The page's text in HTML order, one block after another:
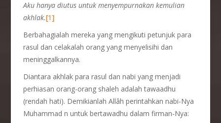
Aku hanya diutus untuk menyempurnakan kemulian
akhlak.[1]
Berbahagialah mereka yang mengikuti petunjuk para
rasul dan celakalah orang yang menyelisihi dan
meninggalkannya.
Diantara akhlak para rasul dan nabi yang menjadi
perhiasan orang-orang shaleh adalah tawaadhu
(rendah hati). Demikianlah Allâh perintahkan nabi-Nya
Muhammad n untuk bertawadhu dalam firman-Nya: